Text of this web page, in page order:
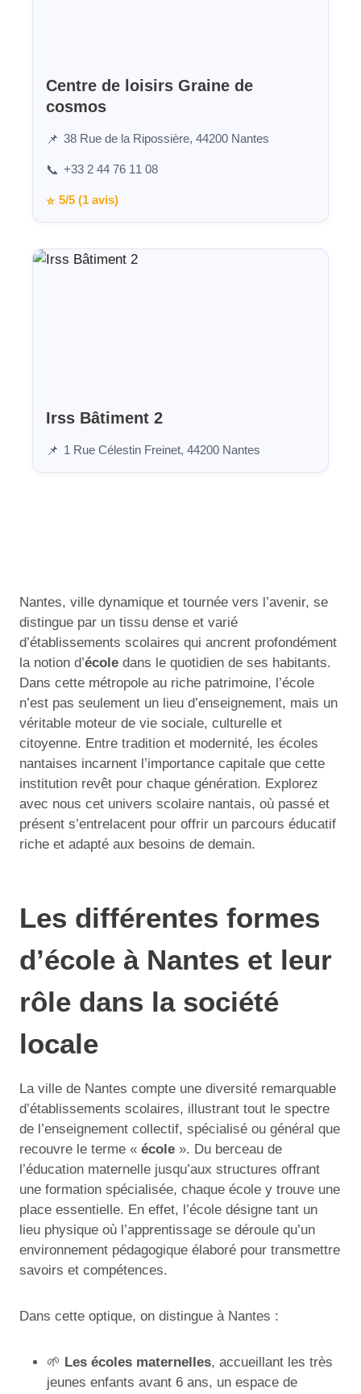
Centre de loisirs Graine de
cosmos
📌 38 Rue de la Ripossière, 44200 Nantes
📞 +33 2 44 76 11 08
⭐ 5/5 (1 avis)
Irss Bâtiment 2
📌 1 Rue Célestin Freinet, 44200 Nantes
Nantes, ville dynamique et tournée vers l’avenir, se
distingue par un tissu dense et varié
d’établissements scolaires qui ancrent profondément
la notion d’école dans le quotidien de ses habitants.
Dans cette métropole au riche patrimoine, l’école
n’est pas seulement un lieu d’enseignement, mais un
véritable moteur de vie sociale, culturelle et
citoyenne. Entre tradition et modernité, les écoles
nantaises incarnent l’importance capitale que cette
institution revêt pour chaque génération. Explorez
avec nous cet univers scolaire nantais, où passé et
présent s’entrelacent pour offrir un parcours éducatif
riche et adapté aux besoins de demain.
Les différentes formes
d’école à Nantes et leur
rôle dans la société
locale
La ville de Nantes compte une diversité remarquable
d’établissements scolaires, illustrant tout le spectre
de l’enseignement collectif, spécialisé ou général que
recouvre le terme « école ». Du berceau de
l’éducation maternelle jusqu’aux structures offrant
une formation spécialisée, chaque école y trouve une
place essentielle. En effet, l’école désigne tant un
lieu physique où l’apprentissage se déroule qu’un
environnement pédagogique élaboré pour transmettre
savoirs et compétences.
Dans cette optique, on distingue à Nantes :
🌱 Les écoles maternelles, accueillant les très
jeunes enfants avant 6 ans, un espace de